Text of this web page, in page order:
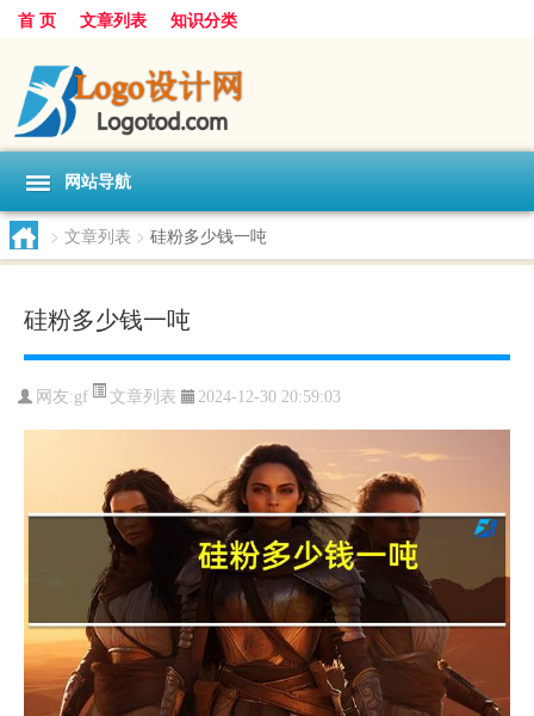
首 页 文章列表 知识分类
网站导航
> 文章列表 > 硅粉多少钱一吨
硅粉多少钱一吨
网友:gf 文章列表 2024-12-30 20:59:03